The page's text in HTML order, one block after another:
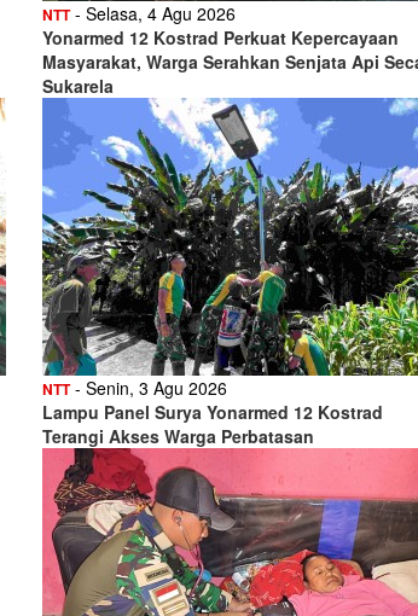
NTT- Selasa, 4 Agu 2026
Yonarmed 12 Kostrad Perkuat Kepercayaan
Masyarakat, Warga Serahkan Senjata Api
Sukarela
NTT- Senin, 3 Agu 2026
Lampu Panel Surya Yonarmed 12 Kostrad
Terangi Akses Warga Perbatasan